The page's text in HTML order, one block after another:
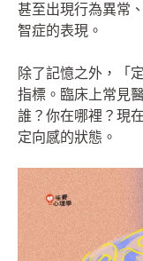
甚至出現行為異常
智症的表現。
除了記憶之外，「
指標。臨床上常見
誰？你在哪裡？現
定向感的狀態。